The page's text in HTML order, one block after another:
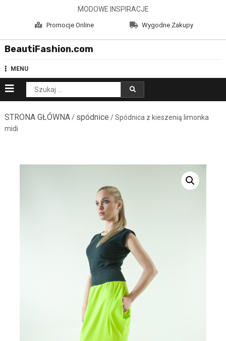
MODOWE INSPIRACJE
Promocje Online Wygodne Zakupy
BeautiFashion.com
MENU
Szukaj:
STRONA GŁÓWNA/ spódnice / Spódnica z kieszenią limonka
midi